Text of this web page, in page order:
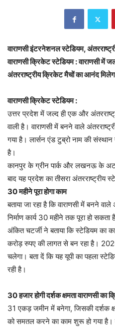
वाराणसी इंटरनेशनल स्टेडियम,
वाराणसी क्रिकेट स्टेडियम : वाराणसी में
अंतरराष्ट्रीय क्रिकेट मैचों का आनंद
वाराणसी क्रिकेट स्टेडियम :
उत्तर प्रदेश में जल्द ही एक और
वाली है। वाराणसी में बनने वाले
गया है। लार्सन एंड टुब्रो नाम की
है।
कानपुर के ग्रीन पार्क और लखनऊ के अटल
बाद यह प्रदेश का तीसरा अंतरराष्ट्रीय
30 महीने पूरा होगा काम
बताया जा रहा है कि वाराणसी में बनने
निर्माण कार्य 30 महीने तक पूरा हो
अंकित चटर्जी ने बताया कि स्टेडियम का
करोड़ रुपए की लागत से बन रहा है।
चलेगा। बता दें कि यह यूपी का पहला
रही है।
30 हजार होगी दर्शक क्षमता वाराणसी का
31 एकड़ जमीन में बनेगा, जिसकी दर्शक
को समतल करने का काम शुरू हो गया है।